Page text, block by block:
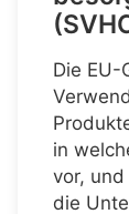
Die EU-
in
vor,
die